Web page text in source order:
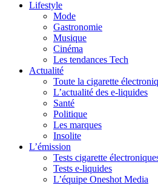
Lifestyle
Mode
Gastronomie
Musique
Cinéma
Les tendances Tech
Actualité
Toute la cigarette
L’actualité des e-liquides
Santé
Politique
Les marques
Insolite
L’émission
Tests cigarette
Tests e-liquides
L’équipe Oneshot Media